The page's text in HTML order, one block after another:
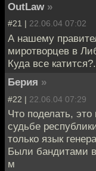
OutLaw »
#21 | 22.06.04 07:02
А нашему
миротворцев в
Куда все
Берия »
#22 | 22.06.04 07:29
Что поделать,
судьбе
только язык
Были бандитами
м